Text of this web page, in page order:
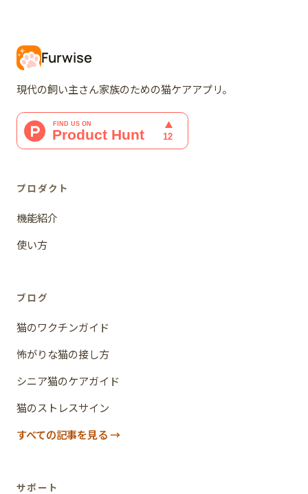
Furwise
現代の飼い主さん家族のための猫ケアアプリ。
プロダクト
機能紹介
使い方
ブログ
猫のワクチンガイド
怖がりな猫の接し方
シニア猫のケアガイド
猫のストレスサイン
すべての記事を見る
サポート